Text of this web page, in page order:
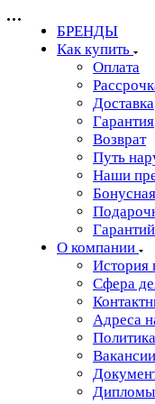
БРЕНДЫ
Как купить
Оплата
Доставка
Гарантия
Возврат
Путь
Наши
О компании
История
Сфера
Адреса
Вакансии
Дипломы